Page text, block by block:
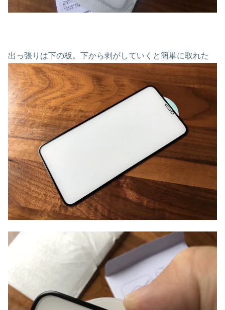
出っ張りは下の板。下から剥がしていくと簡単に取れた